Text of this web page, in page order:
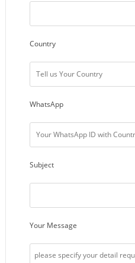
Country
WhatsApp
Subject
Your Message